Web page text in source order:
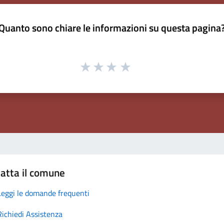
sono chiare le informazioni su questa
il comune
le domande frequenti
Assistenza